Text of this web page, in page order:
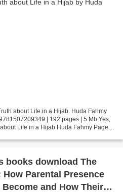
about Life in a Hijab. Huda Fahmy
| 192 pages | 5 Mb Yes,
Life in a Hijab Huda Fahmy Page:
books download The
Parental Presence
and How Their